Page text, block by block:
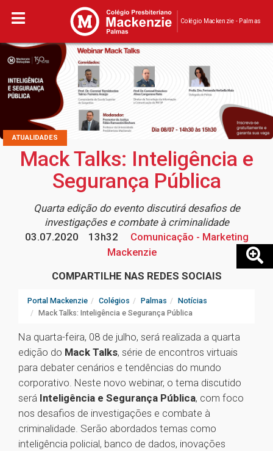
Colégio Mackenzie - Palmas
ATUALIDADES
Mack Talks: Inteligência e
Segurança Pública
Quarta edição do evento discutirá desafios de
investigações e combate à criminalidade
03.07.2020
13h32
Comunicação - Marketing
Mackenzie
COMPARTILHE NAS REDES SOCIAIS
Portal Mackenzie Colégios Palmas
Notícias
Mack Talks: Inteligência e Segurança Pública
Na quarta-feira, 08 de julho, será realizada a quarta
edição do Mack Talks, série de encontros virtuais
para debater cenários e tendências do mundo
corporativo. Neste novo webinar, o tema discutido
será Inteligência e Segurança Pública, com foco
nos desafios de investigações e combate à
criminalidade. Serão abordados temas como
inteligência policial, banco de dados, inovações